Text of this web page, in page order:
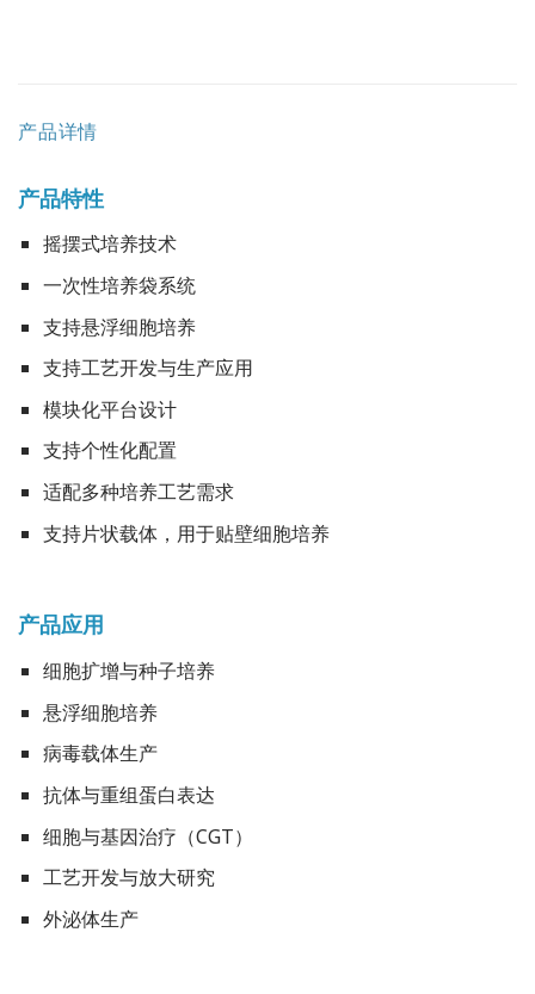
产品详情
产品特性
摇摆式培养技术
一次性培养袋系统
支持悬浮细胞培养
支持工艺开发与生产应用
模块化平台设计
支持个性化配置
适配多种培养工艺需求
支持片状载体，用于贴壁细胞培养
产品应用
细胞扩增与种子培养
悬浮细胞培养
病毒载体生产
抗体与重组蛋白表达
细胞与基因治疗（CGT）
工艺开发与放大研究
外泌体生产